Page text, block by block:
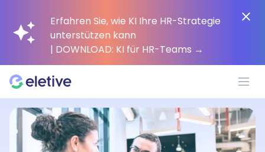
Erfahren Sie, wie KI Ihre HR-Strategie
unterstützen kann
| DOWNLOAD: KI für HR-Teams →
Plattform